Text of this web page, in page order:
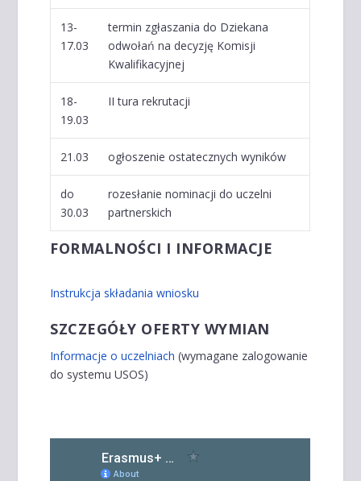
13-
17.03
termin zgłaszania do Dziekana
odwołań na decyzję Komisji
Kwalifikacyjnej
18-
19.03
II tura rekrutacji
21.03 ogłoszenie ostatecznych wyników
do
30.03
rozesłanie nominacji do uczelni
partnerskich
FORMALNOŚCI I INFORMACJE
Instrukcja składania wniosku
SZCZEGÓŁY OFERTY WYMIAN
Informacje o uczelniach (wymagane zalogowanie
do systemu USOS)